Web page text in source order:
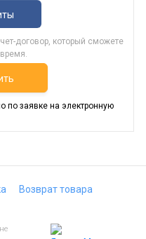
договор, который сможете
по заявке на электронную
Возврат товара